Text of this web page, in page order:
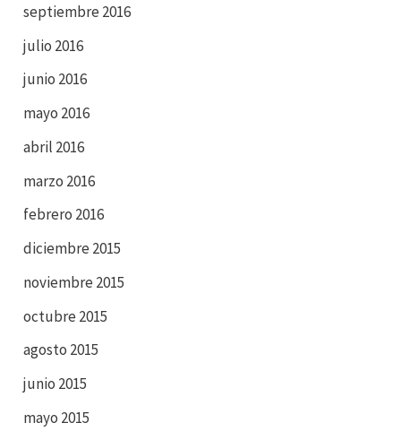
septiembre 2016
julio 2016
junio 2016
mayo 2016
abril 2016
marzo 2016
febrero 2016
diciembre 2015
noviembre 2015
octubre 2015
agosto 2015
junio 2015
mayo 2015